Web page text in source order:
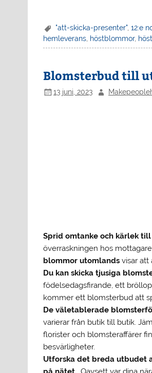
"att-skicka-presenter",12:e
hemleverans, höstblommor,
Blomsterbud till
13 juni, 2023
Sprid omtanke och kärlek
överraskningen hos
blommor utomlands visar att
Du kan skicka tjusiga
födelsedagsfirande, ett
kommer ett blomsterbud att
De väletablerade
varierar från butik till butik.
florister och blomsteraffärer
besvärligheter.
Utforska det breda utbudet